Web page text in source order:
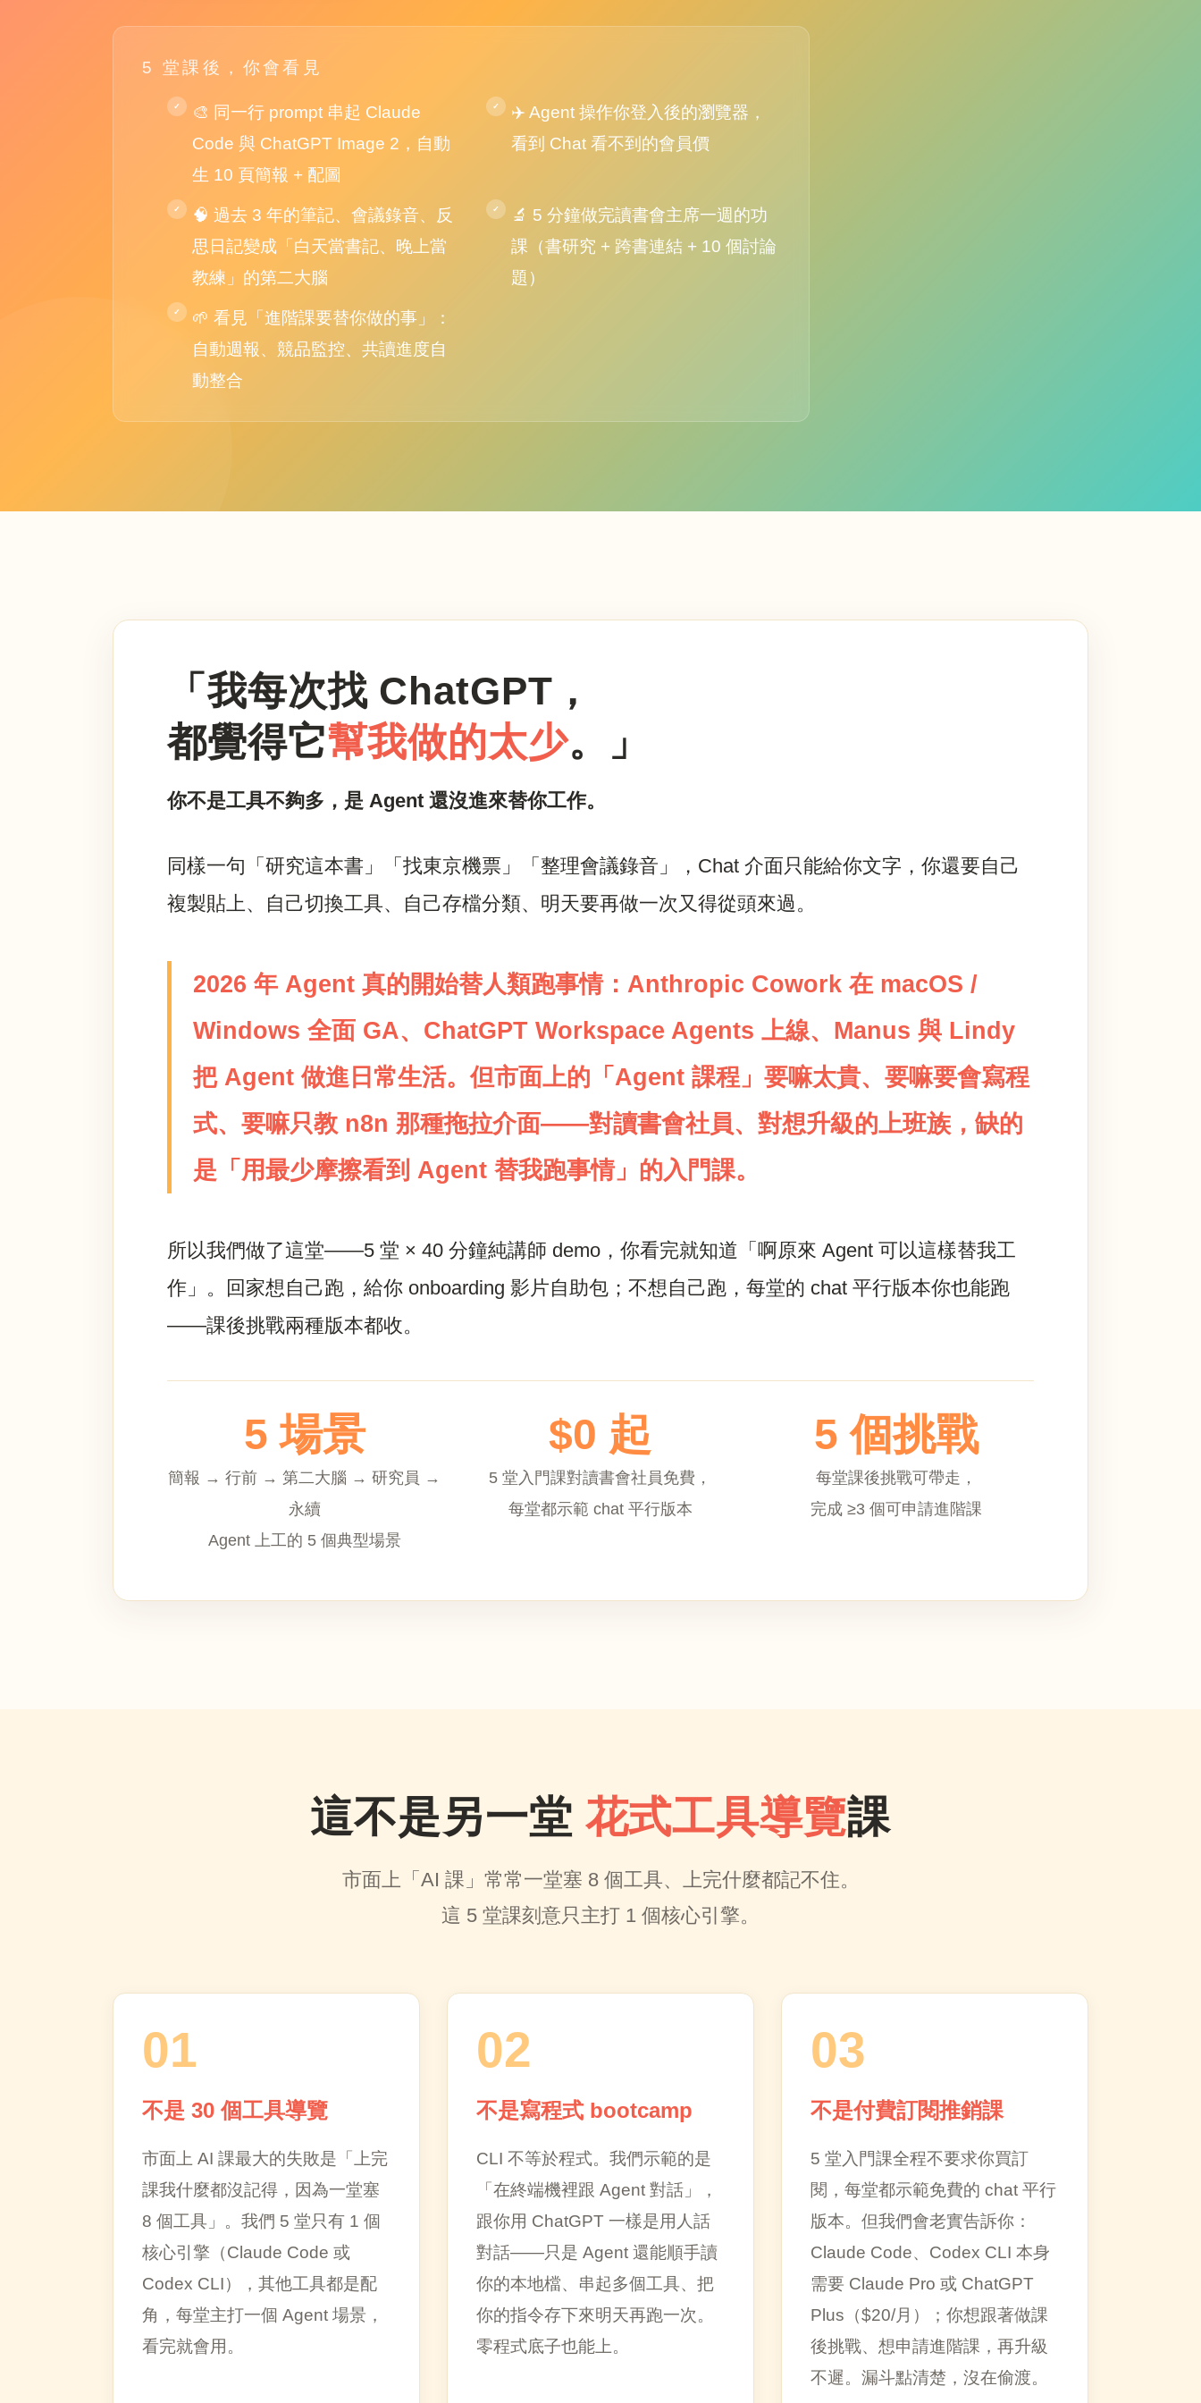
5 堂課後，你會看見
🎨 同一行 prompt 串起 Claude
Code 與 ChatGPT Image 2，自動
生 10 頁簡報 + 配圖
✈️ Agent 操作你登入後的瀏覽器，
看到 Chat 看不到的會員價
🧠 過去 3 年的筆記、會議錄音、反
思日記變成「白天當書記、晚上當
教練」的第二大腦
🔬 5 分鐘做完讀書會主席一週的功
課（書研究 + 跨書連結 + 10 個討論
題）
🌱 看見「進階課要替你做的事」：
自動週報、競品監控、共讀進度自
動整合
「我每次找 ChatGPT，
都覺得它幫我做的太少。」
你不是工具不夠多，是 Agent 還沒進來替你工作。
同樣一句「研究這本書」「找東京機票」「整理會議錄音」，Chat 介面只能給你文字，你還要自己
複製貼上、自己切換工具、自己存檔分類、明天要再做一次又得從頭來過。
2026 年 Agent 真的開始替人類跑事情：Anthropic Cowork 在 macOS /
Windows 全面 GA、ChatGPT Workspace Agents 上線、Manus 與 Lindy
把 Agent 做進日常生活。但市面上的「Agent 課程」要嘛太貴、要嘛要會寫程
式、要嘛只教 n8n 那種拖拉介面——對讀書會社員、對想升級的上班族，缺的
是「 用最少摩擦看到 Agent 替我跑事情」的入門課。
所以我們做了這堂——5 堂 × 40 分鐘純講師 demo，你看完就知道「啊原來 Agent 可以這樣替我工
作」。回家想自己跑，給你 onboarding 影片自助包；不想自己跑，每堂的 chat 平行版本你也能跑
——課後挑戰兩種版本都收。
5 場景
簡報 → 行前 → 第二大腦 → 研究員 →
永續
Agent 上工的 5 個典型場景
$0 起
5 堂入門課對讀書會社員免費，
每堂都示範 chat 平行版本
5 個挑戰
每堂課後挑戰可帶走，
完成 ≥3 個可申請進階課
這不是另一堂 花式工具導覽課
市面上「AI 課」常常一堂塞 8 個工具、上完什麼都記不住。
這 5 堂課刻意只主打 1 個核心引擎。
01
不是 30 個工具導覽
市面上 AI 課最大的失敗是「上完
課我什麼都沒記得，因為一堂塞
8 個工具」。我們 5 堂只有 1 個
核心引擎（Claude Code 或
Codex CLI），其他工具都是配
角，每堂主打一個 Agent 場景，
看完就會用。
02
不是寫程式 bootcamp
CLI 不等於程式。我們示範的是
「在終端機裡跟 Agent 對話」，
跟你用 ChatGPT 一樣是用人話
對話——只是 Agent 還能順手讀
你的本地檔、串起多個工具、把
你的指令存下來明天再跑一次。
零程式底子也能上。
03
不是付費訂閱推銷課
5 堂入門課全程不要求你買訂
閱，每堂都示範免費的 chat 平行
版本。但我們會老實告訴你：
Claude Code、Codex CLI 本身
需要 Claude Pro 或 ChatGPT
Plus（$20/月）；你想跟著做課
後挑戰、想申請進階課，再升級
不遲。漏斗點清楚，沒在偷渡。